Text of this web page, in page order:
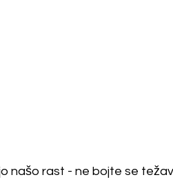
našo rast - ne bojte se